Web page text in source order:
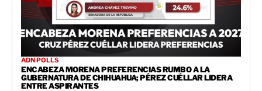
ADN POLLS
ENCABEZA MORENA PREFERENCIAS RUMBO A LA
GUBERNATURA DE CHIHUAHUA; PÉREZ CUÉLLAR LIDERA
ENTRE ASPIRANTES